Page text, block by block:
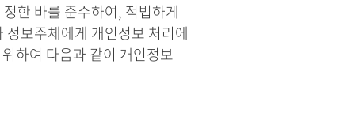
한 바를 준수하여, 적법하게
보주체에게 개인정보 처리에
하여 다음과 같이 개인정보